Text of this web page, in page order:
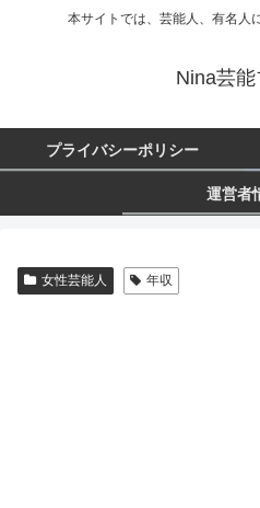
本サイトでは、芸能人、有名人
Nina芸
プライバシーポリシー
運営者
女性芸能人 年収